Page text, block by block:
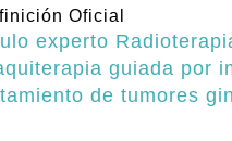
Oficial
experto
guiada por
de tumores